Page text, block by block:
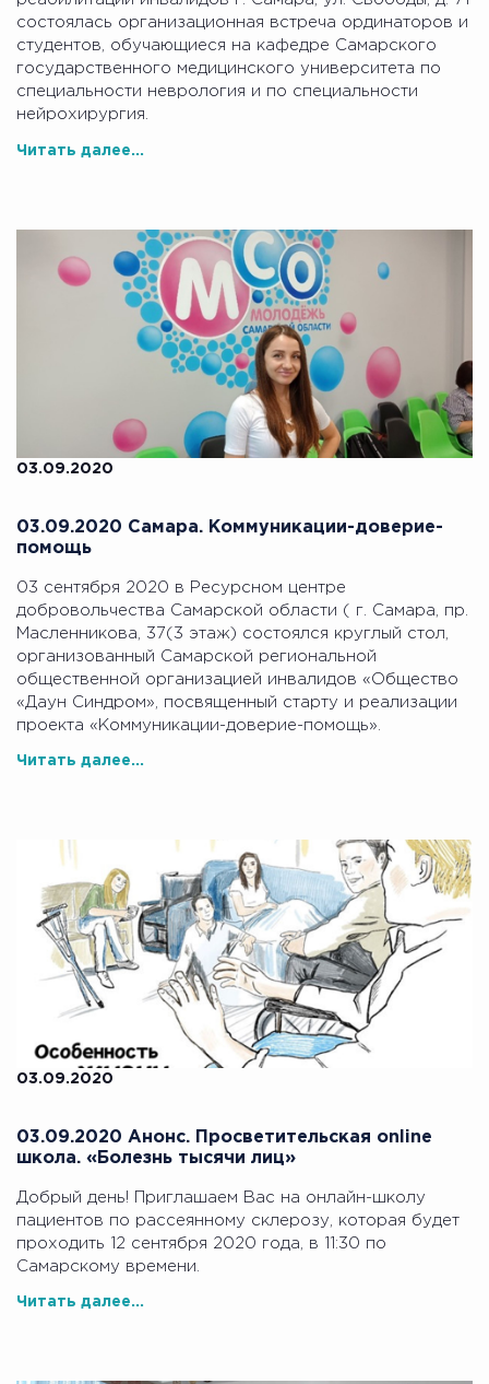
состоялась организационная встреча ординаторов и
студентов, обучающиеся на кафедре Самарского
государственного медицинского университета по
специальности неврология и по специальности
нейрохирургия.
Читать далее...
03.09.2020
03.09.2020 Самара. Коммуникации-доверие-
помощь
03 сентября 2020 в Ресурсном центре
добровольчества Самарской области ( г. Самара, пр.
Масленникова, 37(3 этаж) состоялся круглый стол,
организованный Самарской региональной
общественной организацией инвалидов «Общество
«Даун Синдром», посвященный старту и реализации
проекта «Коммуникации-доверие-помощь».
Читать далее...
03.09.2020
03.09.2020 Анонс. Просветительская online
школа. «Болезнь тысячи лиц»
Добрый день! Приглашаем Вас на онлайн-школу
пациентов по рассеянному склерозу, которая будет
проходить 12 сентября 2020 года, в 11:30 по
Самарскому времени.
Читать далее...